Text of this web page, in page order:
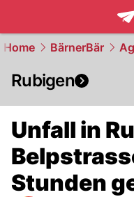
Home BärnerBär
Rubigen
Unfall in
Stunden